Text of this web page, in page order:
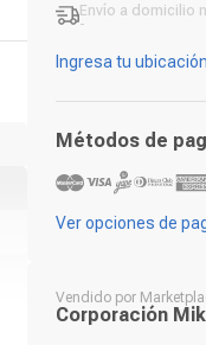
Envío a domicilio
-
Ingresa tu
Métodos de
Ver opciones de
Vendido por
Corporación